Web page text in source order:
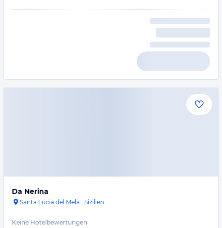
Da Nerina
Santa Lucia del Mela · Sizilien
Keine Hotelbewertungen